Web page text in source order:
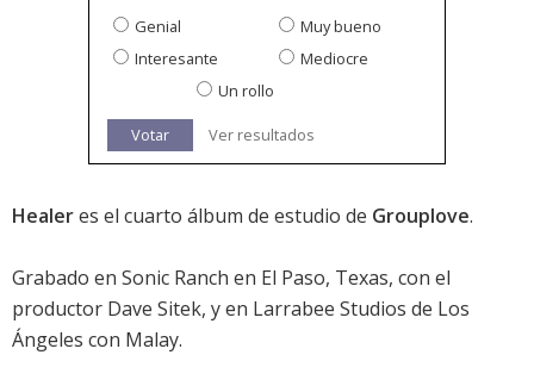
Genial
Muy bueno
Interesante
Mediocre
Un rollo
Votar Ver resultados
Healeres el cuarto álbum de estudio de Grouplove.
Grabado en Sonic Ranch en El Paso, Texas, con el
productor Dave Sitek, y en Larrabee Studios de Los
Ángeles con Malay.